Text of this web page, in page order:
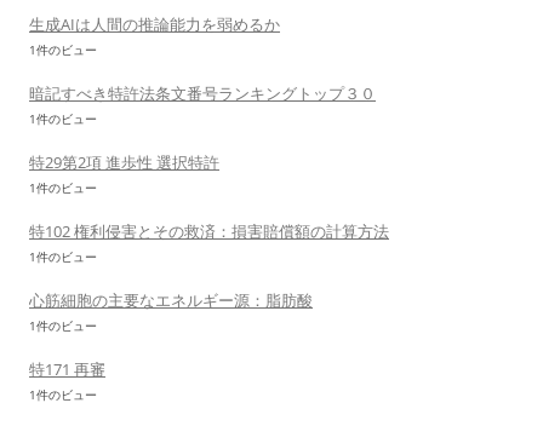
生成AIは人間の推論能力を弱めるか
1件のビュー
暗記すべき特許法条文番号ランキングトップ３０
1件のビュー
特29第2項 進歩性 選択特許
1件のビュー
特102 権利侵害とその救済：損害賠償額の計算方法
1件のビュー
心筋細胞の主要なエネルギー源：脂肪酸
1件のビュー
特171 再審
1件のビュー